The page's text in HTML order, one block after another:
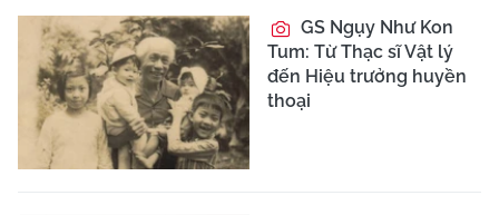
GS Ngụy Như Kon
Tum: Từ Thạc sĩ Vật lý
đến Hiệu trưởng huyền
thoại